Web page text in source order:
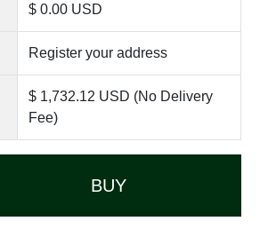
$ 0.00 USD
Register your address
$ 1,732.12 USD (No Delivery
Fee)
BUY